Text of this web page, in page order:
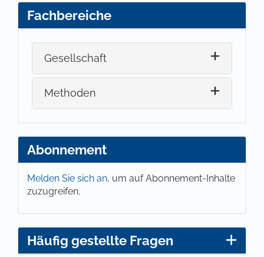
Fachbereiche
Gesellschaft
Methoden
Abonnement
Melden Sie sich an, um auf Abonnement-Inhalte
zuzugreifen.
Häufig gestellte Fragen